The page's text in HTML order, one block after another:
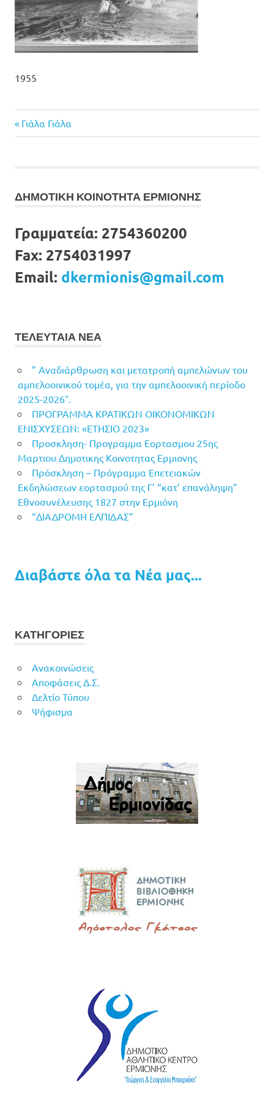
1955
Πλοήγηση
Previous
Post:
Γιάλα Γιάλα
ΔΗΜΟΤΙΚΗ ΚΟΙΝΟΤΗΤΑ ΕΡΜΙΟΝΗΣ
Γραμματεία: 2754360200
Fax: 2754031997
Email: dkermionis@gmail.com
ΤΕΛΕΥΤΑΙΑ ΝΕΑ
” Αναδιάρθρωση και μετατροπή αμπελώνων του
αμπελοοινικού τομέα, για την αμπελοοινική περίοδο
2025-2026″.
ΠΡΟΓΡΑΜΜΑ ΚΡΑΤΙΚΩΝ ΟΙΚΟΝΟΜΙΚΩΝ
ΕΝΙΣΧΥΣΕΩΝ: «ΕΤΗΣΙΟ 2023»
Προσκληση- Προγραμμα Εορτασμου 25ης
Μαρτιου Δημοτικης Κοινοτητας Ερμιονης
Πρόσκληση – Πρόγραμμα Επετειακών
Εκδηλώσεων εορτασμού της Γ’ “κατ’ επανάληψη”
Εθνοσυνέλευσης 1827 στην Ερμιόνη
“ΔΙΑΔΡΟΜΗ ΕΛΠΙΔΑΣ”
Διαβάστε όλα τα Νέα μας...
ΚΑΤΗΓΟΡΙΕΣ
Ανακοινώσεις
Αποφάσεις Δ.Σ.
Δελτίο Τύπου
Ψήφισμα